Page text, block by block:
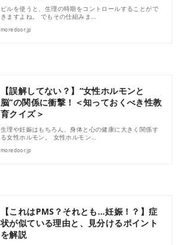
ピルを使うと、生理の時期をコントロールすることがで
きますよね。 でもその仕組みま…
moredoor.jp
【誤解してない？】“女性ホルモンと
脳”の関係に衝撃！＜知っておくべき性教
育クイズ＞
生理や妊娠はもちろん、身体と心の健康に大きく関係す
る女性ホルモン。 女性ホルモン…
moredoor.jp
【これはPMS？それとも…妊娠！？】症
状が似ている理由と、見分けるポイント
を解説